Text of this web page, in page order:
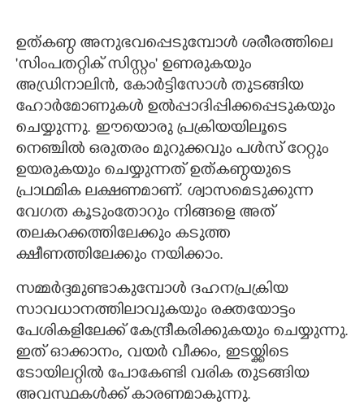
ഉത്കണ്ഠ അനുഭവപ്പെടുമ്പോൾ ശരീരത്തിലെ
'സിംപതറ്റിക് സിസ്റ്റം' ഉണരുകയും
അഡ്രിനാലിൻ, കോർട്ടിസോൾ തുടങ്ങിയ
ഹോർമോണുകൾ ഉൽപ്പാദിപ്പിക്കപ്പെടുകയും
ചെയ്യുന്നു. ഈയൊരു പ്രക്രിയയിലൂടെ
നെഞ്ചിൽ ഒരുതരം മുറുക്കവും പൾസ് റേറ്റും
ഉയരുകയും ചെയ്യുന്നത് ഉത്കണ്ഠയുടെ
പ്രാഥമിക ലക്ഷണമാണ്. ശ്വാസമെടുക്കുന്ന
വേഗത കൂടുംതോറും നിങ്ങളെ അത്
തലകറക്കത്തിലേക്കും കടുത്ത
ക്ഷീണത്തിലേക്കും നയിക്കാം.
സമ്മർദ്ദമുണ്ടാകുമ്പോൾ ദഹനപ്രക്രിയ
സാവധാനത്തിലാവുകയും രക്തയോട്ടം
പേശികളിലേക്ക് കേന്ദ്രീകരിക്കുകയും ചെയ്യുന്നു.
ഇത് ഓക്കാനം, വയർ വീക്കം, ഇടയ്ക്കിടെ
ടോയിലറ്റിൽ പോകേണ്ടി വരിക തുടങ്ങിയ
അവസ്ഥകൾക്ക് കാരണമാകുന്നു.